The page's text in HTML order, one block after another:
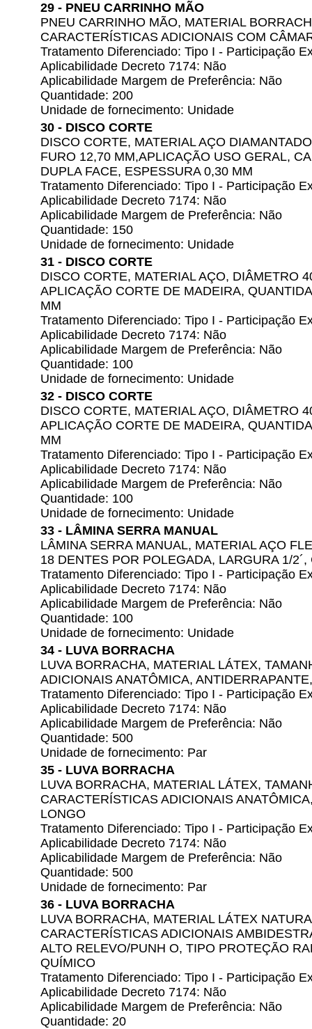
29 - PNEU CARRINHO MÃO
PNEU CARRINHO MÃO, MATERIAL
CARACTERÍSTICAS ADICIONAIS COM
Tratamento Diferenciado: Tipo I - Participação
Aplicabilidade Decreto 7174: Não
Aplicabilidade Margem de Preferência: Não
Quantidade: 200
Unidade de fornecimento: Unidade
30 - DISCO CORTE
DISCO CORTE, MATERIAL AÇO
FURO 12,70 MM,APLICAÇÃO USO GERAL,
DUPLA FACE, ESPESSURA 0,30 MM
Tratamento Diferenciado: Tipo I - Participação
Aplicabilidade Decreto 7174: Não
Aplicabilidade Margem de Preferência: Não
Quantidade: 150
Unidade de fornecimento: Unidade
31 - DISCO CORTE
DISCO CORTE, MATERIAL AÇO, DIÂMETRO
APLICAÇÃO CORTE DE MADEIRA,
MM
Tratamento Diferenciado: Tipo I - Participação
Aplicabilidade Decreto 7174: Não
Aplicabilidade Margem de Preferência: Não
Quantidade: 100
Unidade de fornecimento: Unidade
32 - DISCO CORTE
DISCO CORTE, MATERIAL AÇO, DIÂMETRO
APLICAÇÃO CORTE DE MADEIRA,
MM
Tratamento Diferenciado: Tipo I - Participação
Aplicabilidade Decreto 7174: Não
Aplicabilidade Margem de Preferência: Não
Quantidade: 100
Unidade de fornecimento: Unidade
33 - LÂMINA SERRA MANUAL
LÂMINA SERRA MANUAL, MATERIAL AÇO
18 DENTES POR POLEGADA, LARGURA 1/2´,
Tratamento Diferenciado: Tipo I - Participação
Aplicabilidade Decreto 7174: Não
Aplicabilidade Margem de Preferência: Não
Quantidade: 100
Unidade de fornecimento: Unidade
34 - LUVA BORRACHA
LUVA BORRACHA, MATERIAL LÁTEX,
ADICIONAIS ANATÔMICA,
Tratamento Diferenciado: Tipo I - Participação
Aplicabilidade Decreto 7174: Não
Aplicabilidade Margem de Preferência: Não
Quantidade: 500
Unidade de fornecimento: Par
35 - LUVA BORRACHA
LUVA BORRACHA, MATERIAL LÁTEX,
CARACTERÍSTICAS ADICIONAIS
LONGO
Tratamento Diferenciado: Tipo I - Participação
Aplicabilidade Decreto 7174: Não
Aplicabilidade Margem de Preferência: Não
Quantidade: 500
Unidade de fornecimento: Par
36 - LUVA BORRACHA
LUVA BORRACHA, MATERIAL LÁTEX
CARACTERÍSTICAS ADICIONAIS
ALTO RELEVO/PUNH O, TIPO PROTEÇÃO
QUÍMICO
Tratamento Diferenciado: Tipo I - Participação
Aplicabilidade Decreto 7174: Não
Aplicabilidade Margem de Preferência: Não
Quantidade: 20